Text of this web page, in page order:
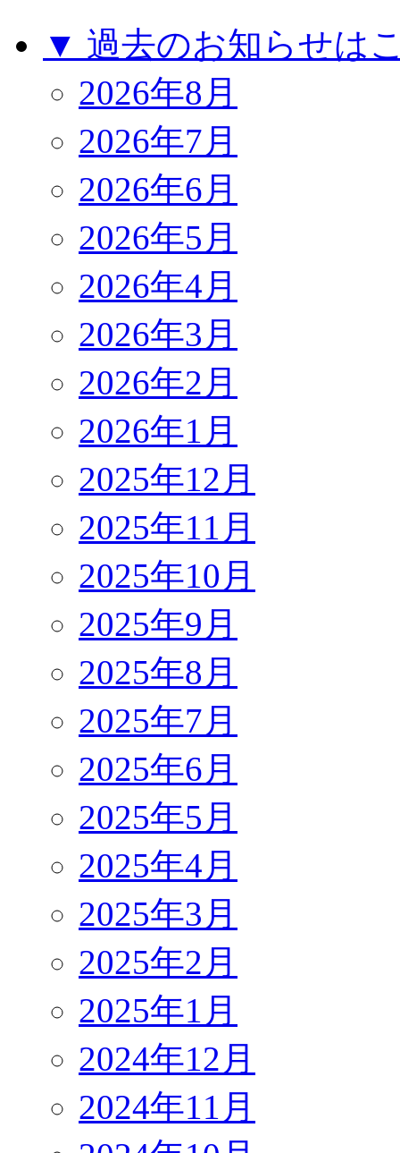
▼ 過去のお知らせは
2026年8月
2026年7月
2026年6月
2026年5月
2026年4月
2026年3月
2026年2月
2026年1月
2025年12月
2025年11月
2025年10月
2025年9月
2025年8月
2025年7月
2025年6月
2025年5月
2025年4月
2025年3月
2025年2月
2025年1月
2024年12月
2024年11月